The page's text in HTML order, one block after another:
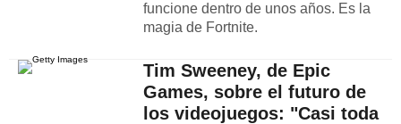
funcione dentro de unos años. Es la
magia de Fortnite.
Tim Sweeney, de Epic
Games, sobre el futuro de
los videojuegos: "Casi toda